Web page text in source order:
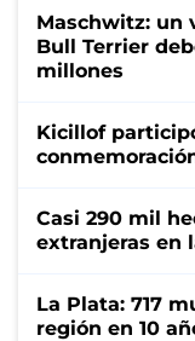
Maschwitz: un
Bull Terrier
millones
Kicillof
Casi 290 mil
extranjeras en
La Plata: 717
región en 10